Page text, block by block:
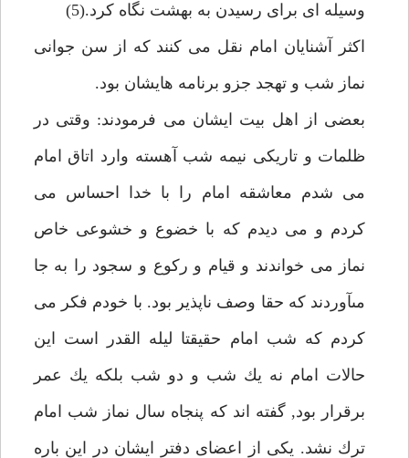
وسيله اى براى رسيدن به بهشت نگاه كرد.(5)
اكثر آشنايان امام نقل مى كنند كه از سن جوانى
نماز شب و تهجد جزو برنامه هايشان بود.
بعضى از اهل بيت ايشان مى فرمودند: وقتى در
ظلمات و تاريكى نيمه شب آهسته وارد اتاق امام
مى شدم معاشقه امام را با خدا احساس مى
كردم و مى ديدم كه با خضوع و خشوعى خاص
نماز مى خواندند و قيام و ركوع و سجود را به جا
مىآوردند كه حقا وصف ناپذير بود. با خودم فكر مى
كردم كه شب امام حقيقتا ليله القدر است اين
حالات امام نه يك شب و دو شب بلكه يك عمر
برقرار بود, گفته اند كه پنجاه سال نماز شب امام
ترك نشد. يكى از اعضاى دفتر ايشان در اين باره